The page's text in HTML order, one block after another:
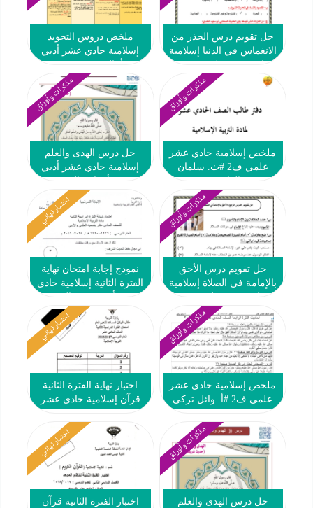
حل تقويم درس الحذر من
الانغماس في الدنيا إسلامية
ملخص دروس التجويد
إسلامية حادي عشر أدبي
2019
مذكرات وأوراق
ملخص إسلامية حادي عشر
علمي ف2 #ث. سلمان
مذكرات وأوراق
حل درس الهدى والعلم
إسلامية حادي عشر أدبي
مذكرات وأوراق
حل تقويم درس الأحق
بالإمامة في الصلاة إسلامية
اختبار نهائي
نموذج إجابة امتحان نهاية
الفترة الثانية إسلامية حادي
العام 2018 2019
مذكرات وأوراق
ملخص إسلامية حادي عشر
علمي ف2 #أ. وائل تركي
اختبار نهائي
اختبار نهاية الفترة الثانية
قرآن إسلامية حادي عشر
2017 2018
مذكرات وأوراق
حل درس الهدى والعلم
اختبار نهائي
اختبار الفترة الثانية قرآن